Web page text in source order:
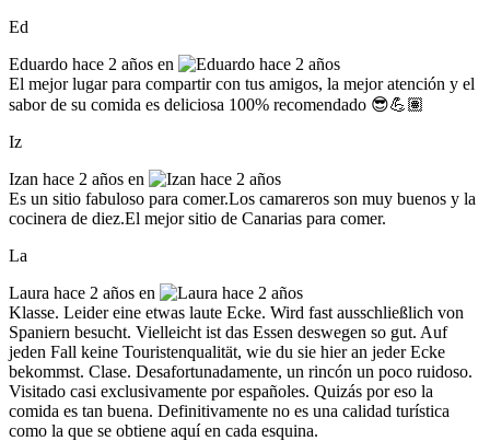
Ed
Eduardo hace 2 años en
El mejor lugar para compartir con tus amigos, la mejor atención y el
sabor de su comida es deliciosa 100% recomendado 😎💪🏽
Iz
Izan hace 2 años en
Es un sitio fabuloso para comer.Los camareros son muy buenos y la
cocinera de diez.El mejor sitio de Canarias para comer.
La
Laura hace 2 años en
Klasse. Leider eine etwas laute Ecke. Wird fast ausschließlich von
Spaniern besucht. Vielleicht ist das Essen deswegen so gut. Auf
jeden Fall keine Touristenqualität, wie du sie hier an jeder Ecke
bekommst. Clase. Desafortunadamente, un rincón un poco ruidoso.
Visitado casi exclusivamente por españoles. Quizás por eso la
comida es tan buena. Definitivamente no es una calidad turística
como la que se obtiene aquí en cada esquina.